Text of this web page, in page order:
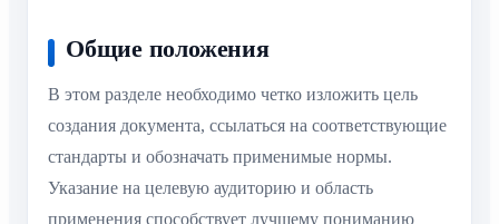
Общие положения
В этом разделе необходимо четко изложить цель
создания документа, ссылаться на соответствующие
стандарты и обозначать применимые нормы.
Указание на целевую аудиторию и область
применения способствует лучшему пониманию